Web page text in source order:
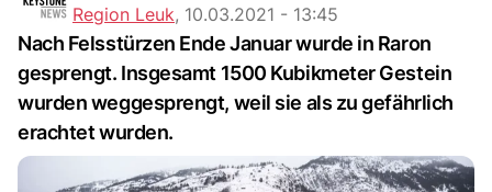
Region Leuk, 10.03.2021 - 13:45
Nach Felsstürzen Ende Januar wurde in Raron
gesprengt. Insgesamt 1500 Kubikmeter Gestein
wurden weggesprengt, weil sie als zu gefährlich
erachtet wurden.